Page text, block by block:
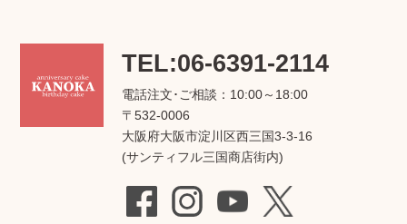
TEL:06-6391-2114
電話注文･ご相談：10:00～18:00
〒532-0006
大阪府大阪市淀川区西三国3-3-16
(サンティフル三国商店街内)